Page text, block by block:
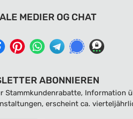
MEDIER OG CHAT
ABONNIEREN
Stammkundenrabatte, Information
erscheint ca.